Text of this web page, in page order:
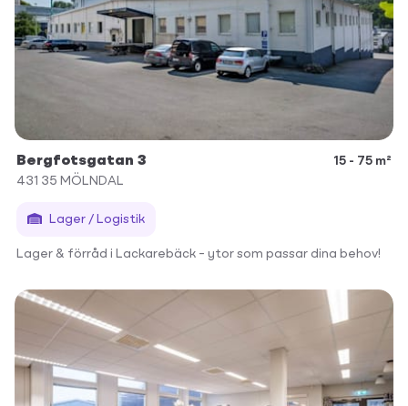
Bergfotsgatan 3
15 - 75 m²
431 35 MÖLNDAL
Lager / Logistik
Lager & förråd i Lackarebäck – ytor som passar dina behov!